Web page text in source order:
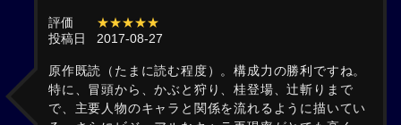
評価
★★★★★
投稿日
2017-08-27
原作既読（たまに読む程度）。構成力の勝利ですね。
特に、冒頭から、かぶと狩り、桂登場、辻斬りまで
で、主要人物のキャラと関係を流れるように描いてい